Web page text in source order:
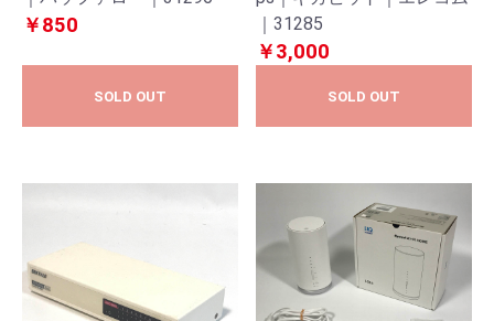
￥850
SOLD OUT
｜31285
￥3,000
SOLD OUT